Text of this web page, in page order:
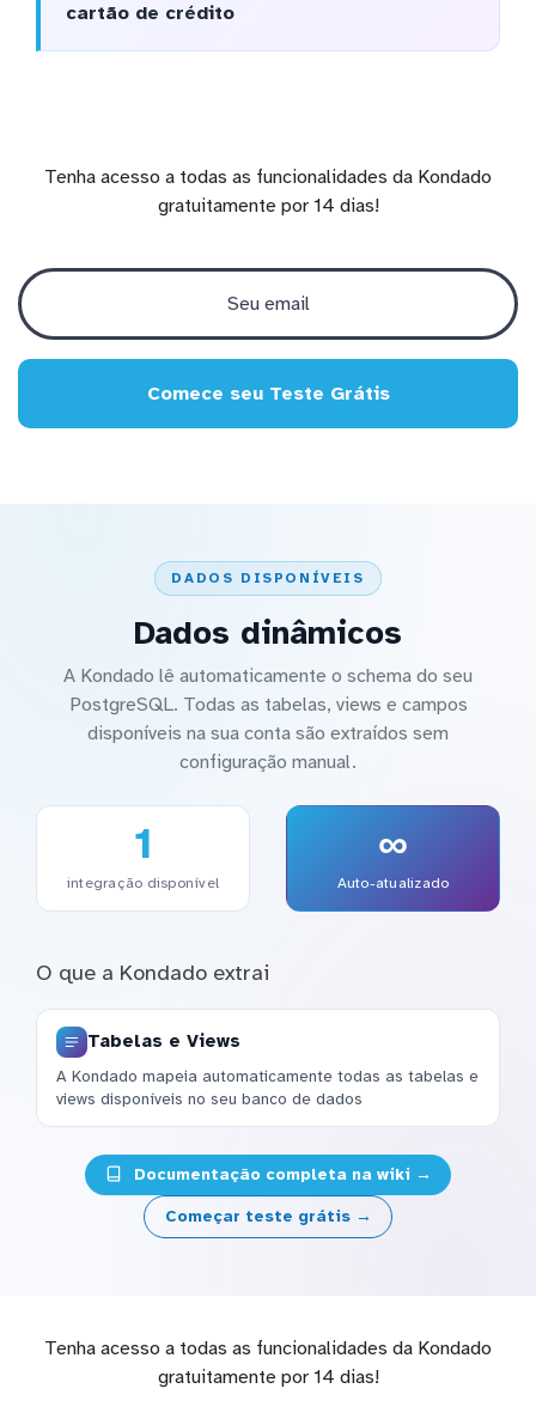
cartão de crédito
Tenha acesso a todas as funcionalidades da Kondado
gratuitamente por 14 dias!
Comece seu Teste Grátis
DADOS DISPONÍVEIS
Dados dinâmicos
A Kondado lê automaticamente o schema do seu
PostgreSQL. Todas as tabelas, views e campos
disponíveis na sua conta são extraídos sem
configuração manual.
1
integração disponível
∞
Auto-atualizado
O que a Kondado extrai
Tabelas e Views
A Kondado mapeia automaticamente todas as tabelas e
views disponíveis no seu banco de dados
Documentação completa na wiki →
Começar teste grátis →
Tenha acesso a todas as funcionalidades da Kondado
gratuitamente por 14 dias!